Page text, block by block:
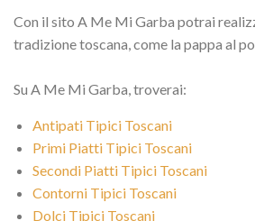
Con il sito A Me Mi Garba potrai
tradizione toscana, come la pappa al
Su A Me Mi Garba, troverai:
Antipati Tipici Toscani
Primi Piatti Tipici Toscani
Secondi Piatti Tipici Toscani
Contorni Tipici Toscani
Dolci Tipici Toscani